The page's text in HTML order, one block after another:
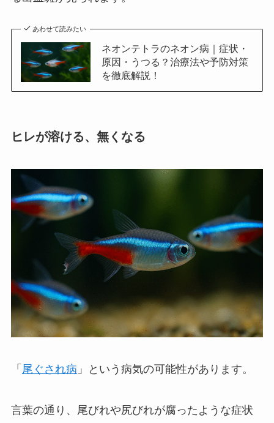
あわせて読みたい
ネオンテトラのネオン病｜症状・
原因・うつる？治療法や予防対策
を徹底解説！
ヒレが溶ける、無くなる
「 尾ぐされ病 」という病気の可能性があります。
言葉の通り、尾びれや尻びれが腐ったような症状